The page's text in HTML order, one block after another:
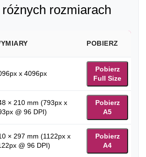
rozmiarach
POBIERZ
x 4096px
Pobierz
Full Size
× 210 mm (793px x
@ 96 DPI)
Pobierz
A5
× 297 mm (1122px x
@ 96 DPI)
Pobierz
A4